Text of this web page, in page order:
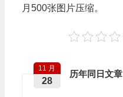
月500张图片压缩。
历年同日文章
11 月
28